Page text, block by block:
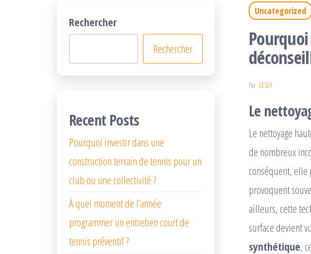
Uncategorized
Par LESLY
Le
Le nettoyage
de nombreux
conséquent, elle
provoquent
ailleurs, cette
surface devient
synthétique,
Rechercher
Rechercher
Recent Posts
Pourquoi investir dans une
construction terrain de tennis pour un
club ou une collectivité ?
À quel moment de l’année
programmer un entretien court de
tennis préventif ?